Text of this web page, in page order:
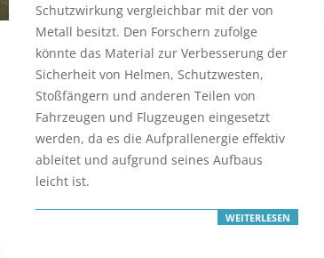
Schutzwirkung vergleichbar mit der von
Metall besitzt. Den Forschern zufolge
könnte das Material zur Verbesserung der
Sicherheit von Helmen, Schutzwesten,
Stoßfängern und anderen Teilen von
Fahrzeugen und Flugzeugen eingesetzt
werden, da es die Aufprallenergie effektiv
ableitet und aufgrund seines Aufbaus
leicht ist.
WEITERLESEN